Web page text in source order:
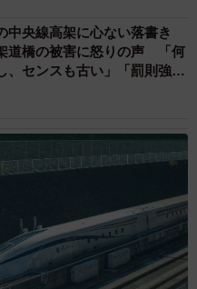
中央線高架に心ない落書き
道橋の被害に怒りの声 「何
、センスも古い」「罰則強化